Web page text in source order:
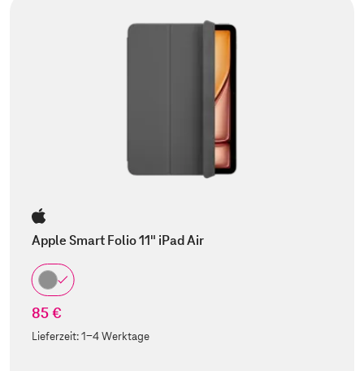
Apple Smart Folio 11" iPad Air
85 €
Lieferzeit:1-4 Werktage